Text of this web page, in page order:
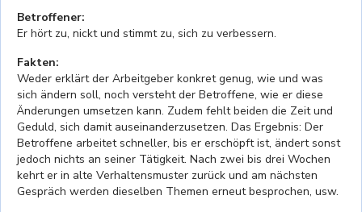
Betroffener:
Er hört zu, nickt und stimmt zu, sich zu verbessern.
Fakten:
Weder erklärt der Arbeitgeber konkret genug, wie und was
sich ändern soll, noch versteht der Betroffene, wie er diese
Änderungen umsetzen kann. Zudem fehlt beiden die Zeit und
Geduld, sich damit auseinanderzusetzen. Das Ergebnis: Der
Betroffene arbeitet schneller, bis er erschöpft ist, ändert sonst
jedoch nichts an seiner Tätigkeit. Nach zwei bis drei Wochen
kehrt er in alte Verhaltensmuster zurück und am nächsten
Gespräch werden dieselben Themen erneut besprochen, usw.